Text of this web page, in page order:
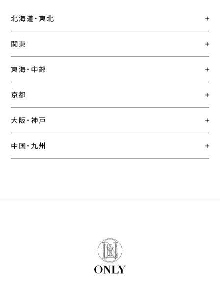
北海道・東北
関東
東海・中部
京都
大阪・神戸
中国・九州